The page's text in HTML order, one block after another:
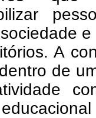
A
de